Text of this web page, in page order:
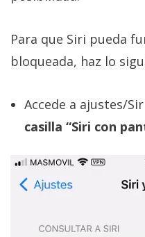
Para que Siri pueda
bloqueada, haz lo
Accede a ajustes/
casilla “Siri con